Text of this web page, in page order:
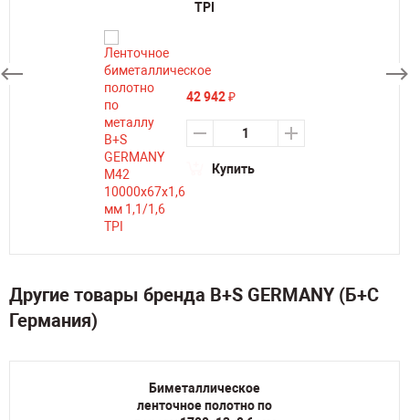
TPI
42 942₽
Купить
Другие товары бренда B+S GERMANY (Б+С
Германия)
Биметаллическое
ленточное полотно по